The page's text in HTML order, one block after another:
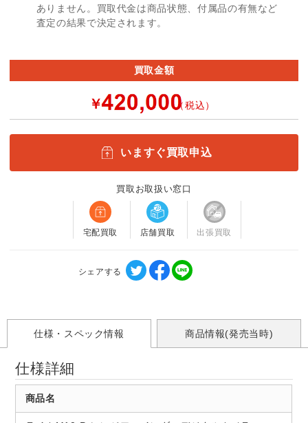
ありません。買取代金は商品状態、付属品の有無など
査定の結果で決定されます。
買取金額
￥ （税込）
いますぐ買取申込
買取お取扱い窓口
宅配買取 店舗買取 出張買取
シェアする
仕様・スペック情報 商品情報(発売当時)
仕様詳細
商品名